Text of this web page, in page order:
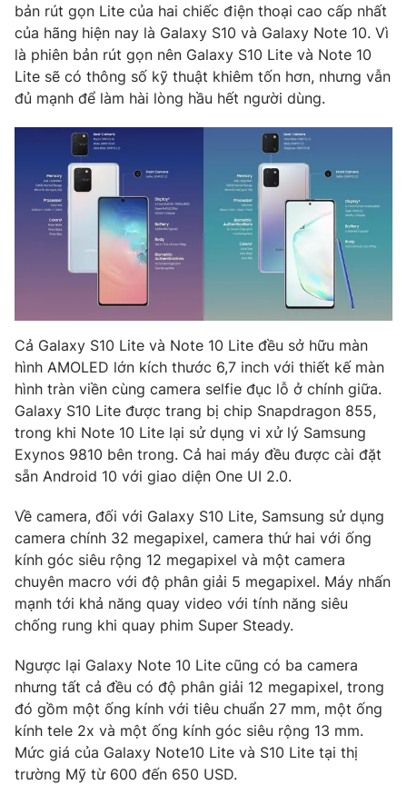
Góc doanh nghiệp
Truyền hình
Phim VTV
Hậu trường
Nhân vật
Khán giả
Giải sao mai
Giải trí
Điện ảnh
Âm nhạc
Sao
Đời sống
Làm đẹp
Chất lượng cuộc sống
Giáo dục
Tuyển sinh
Học trực tuyến
Công nghệ
Hitech Công nghệ tương lai
Thị trường
Tư vấn
Giao lưu trực tuyến
Chuyên mục khác
Emagazine Podcast
Photo Infographic
Video Shorts video
VTV Money VTV Thể thao
Thị trường 24h Tấm lòng Việt
VTV4 Vươn mình bằng AI
bản rút gọn Lite của hai chiếc điện thoại cao cấp nhất
của hãng hiện nay là Galaxy S10 và Galaxy Note 10. Vì
là phiên bản rút gọn nên Galaxy S10 Lite và Note 10
Lite sẽ có thông số kỹ thuật khiêm tốn hơn, nhưng vẫn
đủ mạnh để làm hài lòng hầu hết người dùng.
Cả Galaxy S10 Lite và Note 10 Lite đều sở hữu màn
hình AMOLED lớn kích thước 6,7 inch với thiết kế màn
hình tràn viền cùng camera selfie đục lỗ ở chính giữa.
Galaxy S10 Lite được trang bị chip Snapdragon 855,
trong khi Note 10 Lite lại sử dụng vi xử lý Samsung
Exynos 9810 bên trong. Cả hai máy đều được cài đặt
sẵn Android 10 với giao diện One UI 2.0.
Về camera, đối với Galaxy S10 Lite, Samsung sử dụng
camera chính 32 megapixel, camera thứ hai với ống
kính góc siêu rộng 12 megapixel và một camera
chuyên macro với độ phân giải 5 megapixel. Máy nhấn
mạnh tới khả năng quay video với tính năng siêu
chống rung khi quay phim Super Steady.
Ngược lại Galaxy Note 10 Lite cũng có ba camera
nhưng tất cả đều có độ phân giải 12 megapixel, trong
đó gồm một ống kính với tiêu chuẩn 27 mm, một ống
kính tele 2x và một ống kính góc siêu rộng 13 mm.
Mức giá của Galaxy Note10 Lite và S10 Lite tại thị
trường Mỹ từ 600 đến 650 USD.